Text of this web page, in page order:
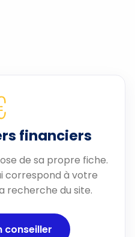
financiers
de sa propre fiche.
correspond à votre
recherche du site.
conseiller